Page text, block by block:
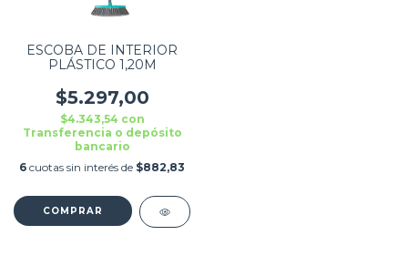
ESCOBA DE INTERIOR
PLÁSTICO 1,20M
$5.297,00
$4.343,54 con
Transferencia o depósito
bancario
6 cuotas sin interés de $882,83